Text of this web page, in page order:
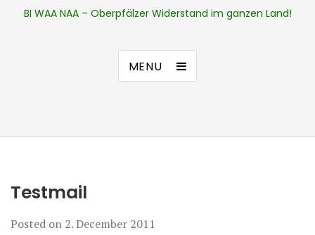
BI WAA NAA – Oberpfälzer Widerstand im ganzen Land!
MENU
Testmail
Posted on 2. December 2011